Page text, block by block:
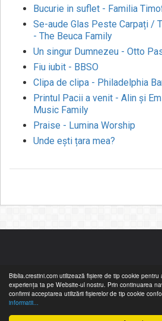
Biblia.crestini.com utilizează fişiere de tip cookie
experiența ta pe Website-ul nostru. Prin continuarea
confirmi acceptarea utilizării fişierelor de tip cookie
informatii...
Bucurie in suflet - Familia
Se-aude Glas Peste Carpați /
- The Beuca Family
Un singur Dumnezeu - Otto
Fiu iubit - BBSO
Clipa de clipa - Philadelphia
Printul Pacii a venit - Alin și
Music Family
Praise - Lumina Worship
Unde ești țara mea?